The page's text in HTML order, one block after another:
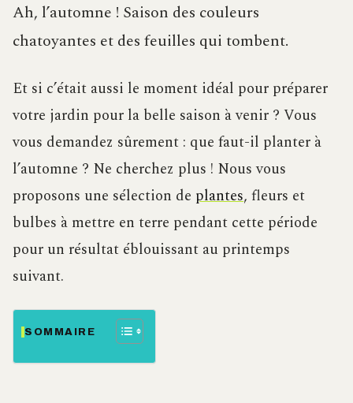
Ah, l’automne ! Saison des couleurs
chatoyantes et des feuilles qui tombent.
Et si c’était aussi le moment idéal pour préparer
votre jardin pour la belle saison à venir ? Vous
vous demandez sûrement : que faut-il planter à
l’automne ? Ne cherchez plus ! Nous vous
proposons une sélection de plantes, fleurs et
bulbes à mettre en terre pendant cette période
pour un résultat éblouissant au printemps
suivant.
SOMMAIRE